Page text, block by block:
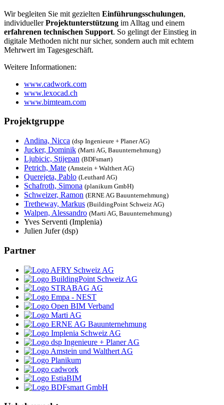
Wir begleiten Sie mit gezielten Einführungsschulungen,
individuellerProjektunterstützung im Alltag und einem
erfahrenen technischen Support. So gelingt der Einstieg in
digitale Methoden nicht nur sicher, sondern auch mit echtem
Mehrwert im Tagesgeschäft.
Weitere Informationen:
www.cadwork.com
www.lexocad.ch
www.bimteam.com
Projektgruppe
Andina, Nicca (dsp Ingenieure + Planer AG)
Jucker, Dominik (Marti AG, Bauunternehmung)
Ljubicic, Stijepan (BDFsmart)
Petrich, Mate (Amstein + Walthert AG)
Querejeta, Pablo (Leuthard AG)
Schafroth, Simona (planikum GmbH)
Schweizer, Ramon (ERNE AG Bauunternehmung)
Tretheway, Markus (BuildingPoint Schweiz AG)
Walpen, Alessandro (Marti AG, Bauunternehmung)
Yves Serventi (Implenia)
Julien Jufer (dsp)
Partner